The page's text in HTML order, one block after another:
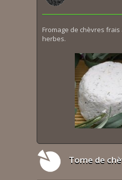
Fromage de chèvres frais
herbes.
Tome de